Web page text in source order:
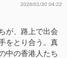
2026/01/30 04:22
が、路上で出会
をとり合う。真
中の香港人たち